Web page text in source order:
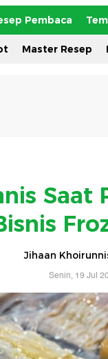
Pembaca
Master Resep
Saat
Jihaan
Senin, 19 Jul